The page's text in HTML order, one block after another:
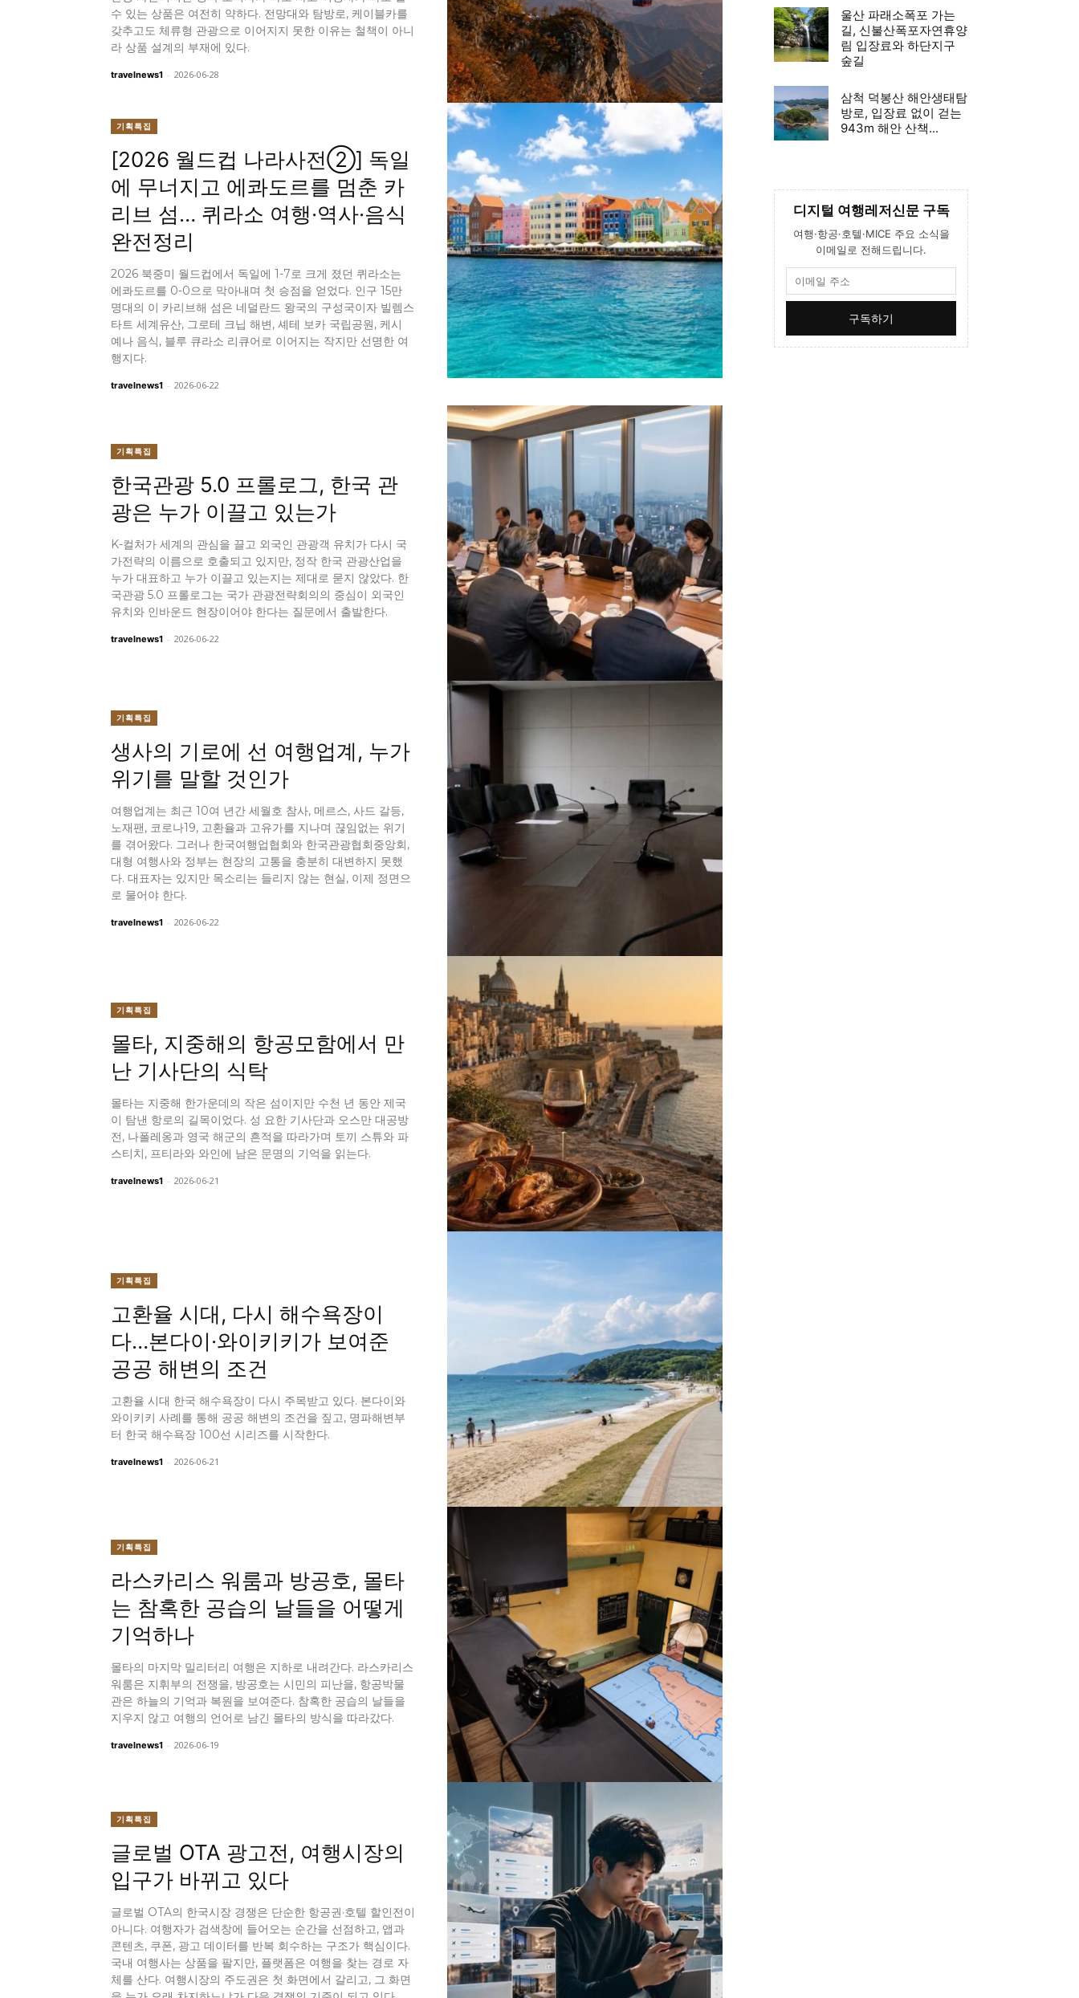
수 있는 상품은 여전히 약하다. 전망대와 탐방로, 케이블카를
갖추고도 체류형 관광으로 이어지지 못한 이유는 철책이 아니
라 상품 설계의 부재에 있다.
travelnews1 - 2026-06-28
기획특집
[2026 월드컵 나라사전②] 독일
에 무너지고 에콰도르를 멈춘 카
리브 섬… 퀴라소 여행·역사·음식
완전정리
2026 북중미 월드컵에서 독일에 1-7로 크게 졌던 퀴라소는
에콰도르를 0-0으로 막아내며 첫 승점을 얻었다. 인구 15만
명대의 이 카리브해 섬은 네덜란드 왕국의 구성국이자 빌렘스
타트 세계유산, 그로테 크닙 해변, 셰테 보카 국립공원, 케시
예나 음식, 블루 큐라소 리큐어로 이어지는 작지만 선명한 여
행지다.
travelnews1 - 2026-06-22
기획특집
한국관광 5.0 프롤로그, 한국 관
광은 누가 이끌고 있는가
K-컬처가 세계의 관심을 끌고 외국인 관광객 유치가 다시 국
가전략의 이름으로 호출되고 있지만, 정작 한국 관광산업을
누가 대표하고 누가 이끌고 있는지는 제대로 묻지 않았다. 한
국관광 5.0 프롤로그는 국가 관광전략회의의 중심이 외국인
유치와 인바운드 현장이어야 한다는 질문에서 출발한다.
travelnews1 - 2026-06-22
기획특집
생사의 기로에 선 여행업계, 누가
위기를 말할 것인가
여행업계는 최근 10여 년간 세월호 참사, 메르스, 사드 갈등,
노재팬, 코로나19, 고환율과 고유가를 지나며 끊임없는 위기
를 겪어왔다. 그러나 한국여행업협회와 한국관광협회중앙회,
대형 여행사와 정부는 현장의 고통을 충분히 대변하지 못했
다. 대표자는 있지만 목소리는 들리지 않는 현실, 이제 정면으
로 물어야 한다.
travelnews1 - 2026-06-22
기획특집
몰타, 지중해의 항공모함에서 만
난 기사단의 식탁
몰타는 지중해 한가운데의 작은 섬이지만 수천 년 동안 제국
이 탐낸 항로의 길목이었다. 성 요한 기사단과 오스만 대공방
전, 나폴레옹과 영국 해군의 흔적을 따라가며 토끼 스튜와 파
스티치, 프티라와 와인에 남은 문명의 기억을 읽는다.
travelnews1 - 2026-06-21
기획특집
고환율 시대, 다시 해수욕장이
다…본다이·와이키키가 보여준
공공 해변의 조건
고환율 시대 한국 해수욕장이 다시 주목받고 있다. 본다이와
와이키키 사례를 통해 공공 해변의 조건을 짚고, 명파해변부
터 한국 해수욕장 100선 시리즈를 시작한다.
travelnews1 - 2026-06-21
기획특집
라스카리스 워룸과 방공호, 몰타
는 참혹한 공습의 날들을 어떻게
기억하나
몰타의 마지막 밀리터리 여행은 지하로 내려간다. 라스카리스
워룸은 지휘부의 전쟁을, 방공호는 시민의 피난을, 항공박물
관은 하늘의 기억과 복원을 보여준다. 참혹한 공습의 날들을
지우지 않고 여행의 언어로 남긴 몰타의 방식을 따라갔다.
travelnews1 - 2026-06-19
기획특집
글로벌 OTA 광고전, 여행시장의
입구가 바뀌고 있다
글로벌 OTA의 한국시장 경쟁은 단순한 항공권·호텔 할인전이
아니다. 여행자가 검색창에 들어오는 순간을 선점하고, 앱과
콘텐츠, 쿠폰, 광고 데이터를 반복 회수하는 구조가 핵심이다.
국내 여행사는 상품을 팔지만, 플랫폼은 여행을 찾는 경로 자
체를 산다. 여행시장의 주도권은 첫 화면에서 갈리고, 그 화면
울산 파래소폭포 가는
길, 신불산폭포자연휴양
림 입장료와 하단지구
숲길
삼척 덕봉산 해안생태탐
방로, 입장료 없이 걷는
943m 해안 산책...
디지털 여행레저신문 구독
여행·항공·호텔·MICE 주요 소식을
이메일로 전해드립니다.
구독하기